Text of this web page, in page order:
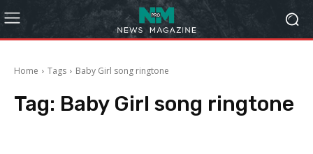
Home Tags Baby Girl song ringtone
Tag: Baby Girl song ringtone